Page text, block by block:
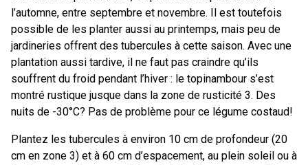
l’automne, entre septembre et novembre. Il est toutefois
possible de les planter aussi au printemps, mais peu de
jardineries offrent des tubercules à cette saison. Avec une
plantation aussi tardive, il ne faut pas craindre qu’ils
souffrent du froid pendant l’hiver : le topinambour s’est
montré rustique jusque dans la zone de rusticité 3. Des
nuits de -30°C? Pas de problème pour ce légume costaud!
Plantez les tubercules à environ 10 cm de profondeur (20
cm en zone 3) et à 60 cm d’espacement, au plein soleil ou à